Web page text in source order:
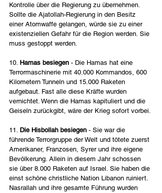
Kontrolle über die Regierung zu übernehmen.
Sollte die Ajatollah-Regierung in den Besitz
einer Atomwaffe gelangen, würde sie zu einer
existenziellen Gefahr für die Region werden. Sie
muss gestoppt werden.
10. Hamas besiegen - Die Hamas hat eine
Terrormaschinerie mit 40.000 Kommandos, 600
Kilometern Tunneln und 15.000 Raketen
aufgebaut. Fast alle diese Kräfte wurden
vernichtet. Wenn die Hamas kapituliert und die
Geiseln zurückgibt, wäre der Krieg sofort vorbei.
11. Die Hisbollah besiegen - Sie war die
führende Terrorgruppe der Welt und tötete zuerst
Amerikaner, Franzosen, Syrer und ihre eigene
Bevölkerung. Allein in diesem Jahr schossen
sie über 8.000 Raketen auf Israel. Sie haben die
einst schöne christliche Nation Libanon ruiniert.
Nasrallah und ihre gesamte Führung wurden